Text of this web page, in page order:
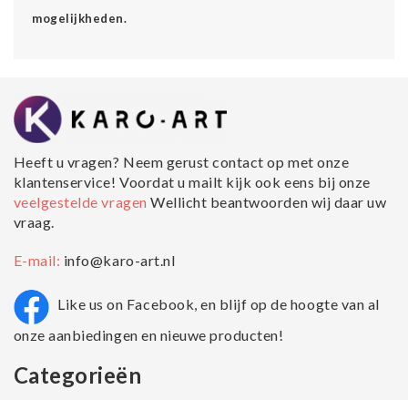
mogelijkheden.
Heeft u vragen? Neem gerust contact op met onze
klantenservice! Voordat u mailt kijk ook eens bij onze
veelgestelde vragenWellicht beantwoorden wij daar uw
vraag.
E-mail: info@karo-art.nl
Like us on Facebook, en blijf op de hoogte van al
onze aanbiedingen en nieuwe producten!
Categorieën